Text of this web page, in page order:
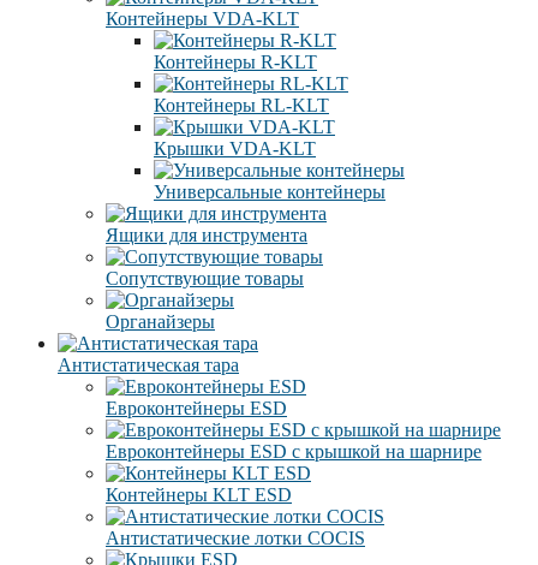
Контейнеры VDA-KLT
Контейнеры R-KLT
Контейнеры RL-KLT
Крышки VDA-KLT
Универсальные контейнеры
Ящики для инструмента
Сопутствующие товары
Органайзеры
Антистатическая тара
Eвроконтейнеры ЕSD
Евроконтейнеры ESD с крышкой на шарнире
Контейнеры KLT ESD
Антистатические лотки COCIS